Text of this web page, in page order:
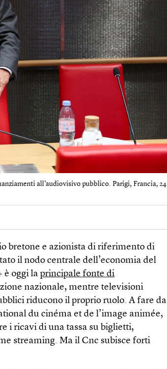
all’audiovisivo pubblico. Parigi, Francia, 24
bretone e azionista di riferimento di
il nodo centrale dell’economia del
è oggi laprincipale fonte di
nazionale, mentre televisioni
riducono il proprio ruolo. A fare da
du cinéma et de l’image animée,
i ricavi di una tassa su biglietti,
streaming. Ma il Cnc subisce forti